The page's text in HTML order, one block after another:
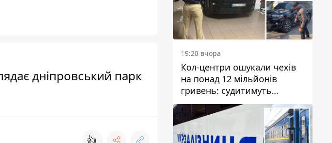
дніпровський парк
👍
19:20 вчора
Кол-центри ошукали чехів
на понад 12 мільйонів
гривень: судитимуть
дніпрянина, який
організував
транснаціональну злочинну
організацію